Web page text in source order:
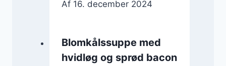
Af 16. december 2024
Blomkålssuppe med
hvidløg og sprød bacon